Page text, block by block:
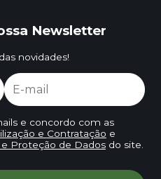
Newsletter
novidades!
e concordo com as
e Contratação e
Proteção de Dadosdo site.